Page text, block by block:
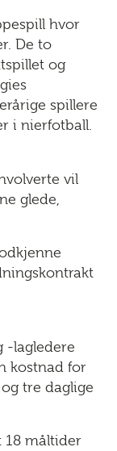
hvor
De to
og
spillere
i nierfotball.
vil
glede,
-lagledere
kostnad for
tre daglige
18 måltider